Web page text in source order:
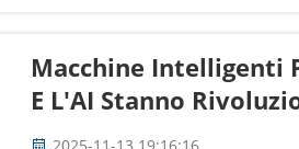
Macchine Intelligenti
E L'AI Stanno